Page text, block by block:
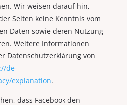
Wir weisen darauf hin,
Seiten keine Kenntnis vom
Daten sowie deren Nutzung
Weitere Informationen
Datenschutzerklärung von
de-
explanation.
dass Facebook den